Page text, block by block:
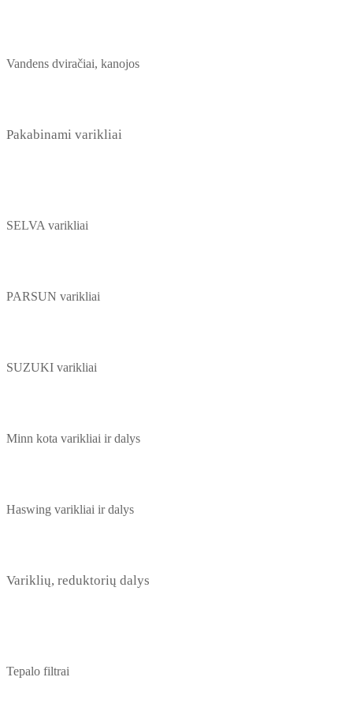
Vandens dviračiai, kanojos
Pakabinami varikliai
SELVA varikliai
PARSUN varikliai
SUZUKI varikliai
Minn kota varikliai ir dalys
Haswing varikliai ir dalys
Variklių, reduktorių dalys
Tepalo filtrai